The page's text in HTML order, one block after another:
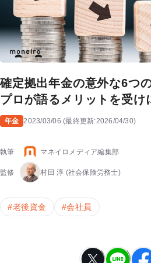
確定拠出年金の意外な6つ
プロが語るメリットを受け
年金 2023/03/06 (最終更新:2026/04/30)
執筆 マネイロメディア編集部
監修 村田 淳 (社会保険労務士)
#老後資金 #会社員